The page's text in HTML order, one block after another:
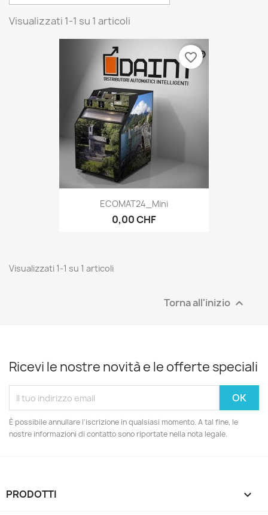
Visualizzati 1-1 su 1 articoli
ECOMAT24_Mini
0,00 CHF
favorite_border
Visualizzati 1-1 su 1 articoli
Torna all'inizio 
Ricevi le nostre novità e le offerte speciali
È possibile annullare l'iscrizione in qualsiasi momento. A tal fine, le
nostre informazioni di contatto sono riportate nella nota legale.
PRODOTTI 